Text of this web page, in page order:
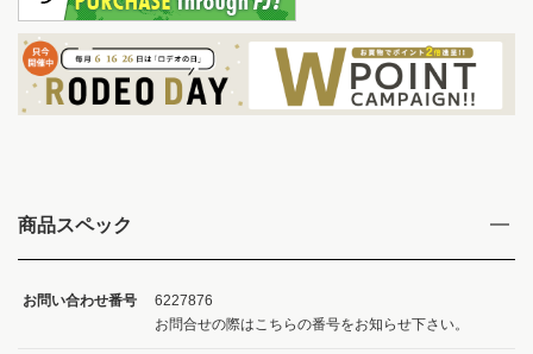
商品スペック
お問い合わせ番号
6227876
お問合せの際はこちらの番号をお知らせ下さい。